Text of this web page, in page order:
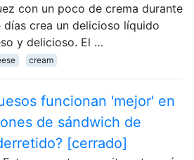
con un poco de crema durante
días crea un delicioso líquido
y delicioso. El …
cream
funcionan 'mejor' en
de sándwich de
[cerrado]